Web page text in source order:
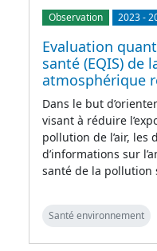
Observation 2023-
Evaluation
santé (EQIS) de
atmosphérique
Dans le but
visant à réduire
pollution de l’air, les
d’informations sur
santé de la
Santé environnement